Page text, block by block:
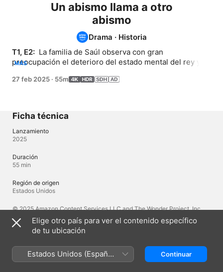
Un abismo llama a otro
abismo
Drama · Historia
T1, E2: La familia de Saúl observa con gran
preocupación el deterioro del estado mental del rey y
para defender su reinado. David está hambriento de una
sus expectativas más descabelladas.
MÁS
27 feb 2025 · 55m
Ficha técnica
Lanzamiento
2025
Duración
55 min
Región de origen
Estados Unidos
© 2025 Amazon Content Services LLC and The Wonder Project, Inc.
Audio original
Inglés
Elige otro país para ver el contenido específico
de tu ubicación
Estados Unidos (Español
México)
Continuar